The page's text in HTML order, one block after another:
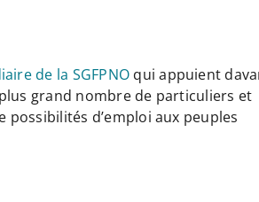
de la SGFPNO qui appuient
grand nombre de particuliers et
possibilités d’emploi aux peuples